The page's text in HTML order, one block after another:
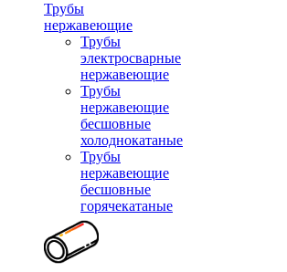
Трубы
нержавеющие
Трубы
электросварные
нержавеющие
Трубы
нержавеющие
бесшовные
холоднокатаные
Трубы
нержавеющие
бесшовные
горячекатаные